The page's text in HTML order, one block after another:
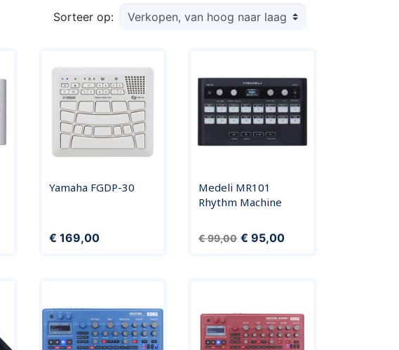
Sorteer op:
Yamaha FGDP-30
Prijs
€ 169,00
Medeli MR101
Rhythm Machine
Normale prijs
€ 99,00 Prijs
€ 95,00